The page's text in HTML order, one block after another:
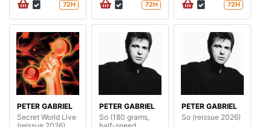
72H 72H 72H
PETER GABRIEL
Secret World Live
PETER GABRIEL
So (180 grams,
PETER GABRIEL
So (reissue 2026)